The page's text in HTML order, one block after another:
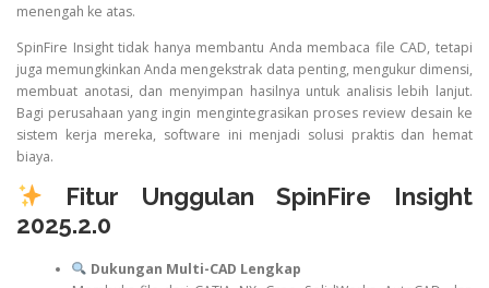
menengah ke atas.
SpinFire Insight tidak hanya membantu Anda membaca file CAD, tetapi
juga memungkinkan Anda mengekstrak data penting, mengukur dimensi,
membuat anotasi, dan menyimpan hasilnya untuk analisis lebih lanjut.
Bagi perusahaan yang ingin mengintegrasikan proses review desain ke
sistem kerja mereka, software ini menjadi solusi praktis dan hemat
biaya.
Fitur Unggulan SpinFire Insight
2025.2.0
Dukungan Multi-CAD Lengkap